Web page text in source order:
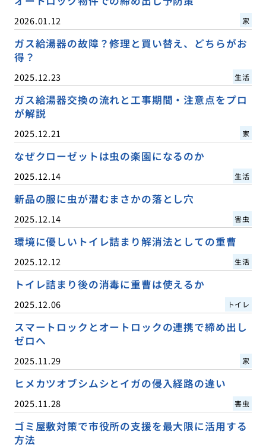
2026.01.12 家
ガス給湯器の故障？修理と買い替え、どちらがお
得？
2025.12.23 生活
ガス給湯器交換の流れと工事期間・注意点をプロ
が解説
2025.12.21 家
なぜクローゼットは虫の楽園になるのか
2025.12.14 生活
新品の服に虫が潜むまさかの落とし穴
2025.12.14 害虫
環境に優しいトイレ詰まり解消法としての重曹
2025.12.12 生活
トイレ詰まり後の消毒に重曹は使えるか
2025.12.06 トイレ
スマートロックとオートロックの連携で締め出し
ゼロへ
2025.11.29 家
ヒメカツオブシムシとイガの侵入経路の違い
2025.11.28 害虫
ゴミ屋敷対策で市役所の支援を最大限に活用する
方法